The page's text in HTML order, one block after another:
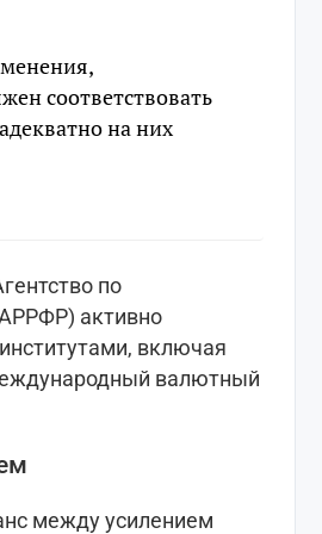
соответствовать
на них
по
активно
включая
валютный
между усилением